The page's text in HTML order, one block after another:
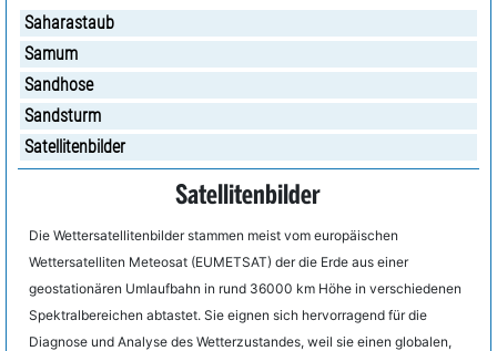
Saharastaub
Samum
Sandhose
Sandsturm
Satellitenbilder
Satellitenbilder
Die Wettersatellitenbilder stammen meist vom europäischen
Wettersatelliten Meteosat (EUMETSAT) der die Erde aus einer
geostationären Umlaufbahn in rund 36000 km Höhe in verschiedenen
Spektralbereichen abtastet. Sie eignen sich hervorragend für die
Diagnose und Analyse des Wetterzustandes, weil sie einen globalen,